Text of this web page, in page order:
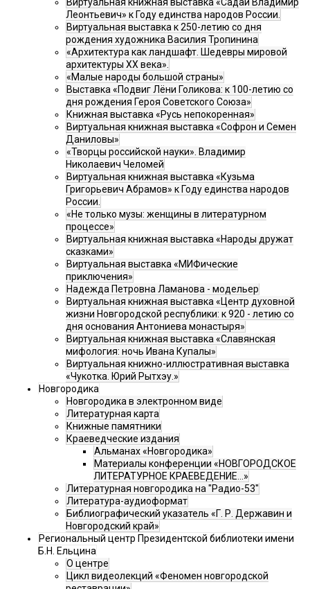
Виртуальная книжная выставка «Садай Владимир
Леонтьевич» к Году единства народов России.
Виртуальная выставка к 250-летию со дня
рождения художника Василия Тропинина
«Архитектура как ландшафт. Шедевры мировой
архитектуры XX века».
«Малые народы большой страны»
Выставка «Подвиг Лёни Голикова: к 100-летию со
дня рождения Героя Советского Союза»
Книжная выставка «Русь непокоренная»
Виртуальная книжная выставка «Софрон и Семен
Даниловы»
«Творцы российской науки». Владимир
Николаевич Челомей
Виртуальная книжная выставка «Кузьма
Григорьевич Абрамов» к Году единства народов
России.
«Не только музы: женщины в литературном
процессе»
Виртуальная книжная выставка «Народы дружат
сказками»
Виртуальная выставка «МИФические
приключения»
Надежда Петровна Ламанова - модельер
Виртуальная книжная выставка «Центр духовной
жизни Новгородской республики: к 920 - летию со
дня основания Антониева монастыря»
Виртуальная книжная выставка «Славянская
мифология: ночь Ивана Купалы»
Виртуальная книжно-иллюстративная выставка
«Чукотка. Юрий Рытхэу.»
Новгородика
Новгородика в электронном виде
Литературная карта
Книжные памятники
Краеведческие издания
Альманах «Новгородика»
Материалы конференции «НОВГОРОДСКОЕ
ЛИТЕРАТУРНОЕ КРАЕВЕДЕНИЕ...»
Литературная новгородика на "Радио-53"
Литература-аудиоформат
Библиографический указатель «Г. Р. Державин и
Новгородский край»
Региональный центр Президентской библиотеки имени
Б.Н. Ельцина
О центре
Цикл видеолекций «Феномен новгородской